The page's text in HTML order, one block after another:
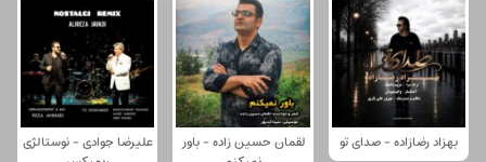
بهزاد رضازاده - صدای تو
لقمان حسین زاده - باور
علیرضا جوادی - نوستالژی